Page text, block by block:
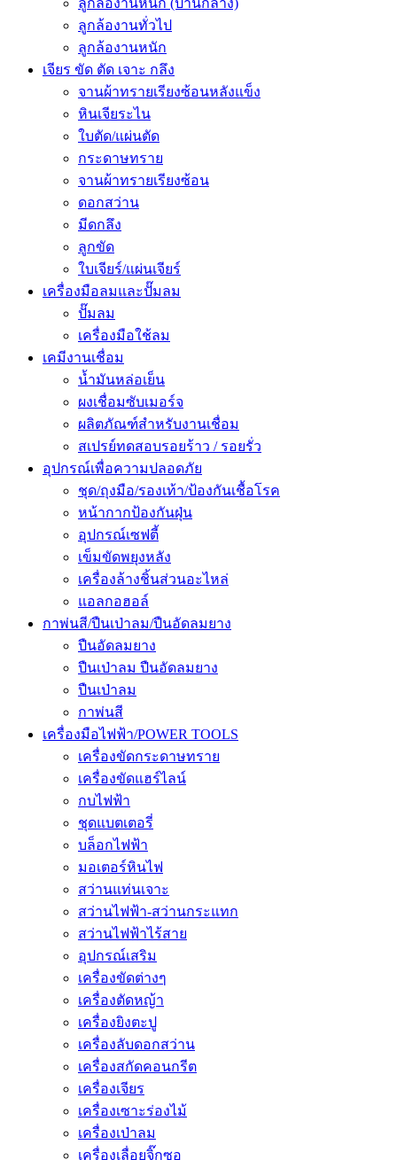
ลูกล้องานหนัก (ปานกลาง)
ลูกล้องานทั่วไป
ลูกล้องานหนัก
เจียร ขัด ตัด เจาะ กลึง
จานผ้าทรายเรียงซ้อนหลังแข็ง
หินเจียระไน
ใบตัด/แผ่นตัด
กระดาษทราย
จานผ้าทรายเรียงซ้อน
ดอกสว่าน
มีดกลึง
ลูกขัด
ใบเจียร์/แผ่นเจียร์
เครื่องมือลมและปั๊มลม
ปั๊มลม
เครื่องมือใช้ลม
เคมีงานเชื่อม
น้ำมันหล่อเย็น
ผงเชื่อมซับเมอร์จ
ผลิตภัณฑ์สำหรับงานเชื่อม
สเปรย์ทดสอบรอยร้าว / รอยรั่ว
อุปกรณ์เพื่อความปลอดภัย
ชุด/ถุงมือ/รองเท้า/ป้องกันเชื้อโรค
หน้ากากป้องกันฝุ่น
อุปกรณ์เซฟตี้
เข็มขัดพยุงหลัง
เครื่องล้างชิ้นส่วนอะไหล่
แอลกอฮอล์
กาพ่นสี/ปืนเป่าลม/ปืนอัดลมยาง
ปืนอัดลมยาง
ปืนเป่าลม ปืนอัดลมยาง
ปืนเป่าลม
กาพ่นสี
เครื่องมือไฟฟ้า/POWER TOOLS
เครื่องขัดกระดาษทราย
เครื่องขัดแฮร์ไลน์
กบไฟฟ้า
ชุดแบตเตอรี่
บล็อกไฟฟ้า
มอเตอร์หินไฟ
สว่านแท่นเจาะ
สว่านไฟฟ้า-สว่านกระแทก
สว่านไฟฟ้าไร้สาย
อุปกรณ์เสริม
เครื่องขัดต่างๆ
เครื่องตัดหญ้า
เครื่องยิงตะปู
เครื่องลับดอกสว่าน
เครื่องสกัดคอนกรีต
เครื่องเจียร
เครื่องเซาะร่องไม้
เครื่องเป่าลม
เครื่องเลื่อยจิ๊กซอ